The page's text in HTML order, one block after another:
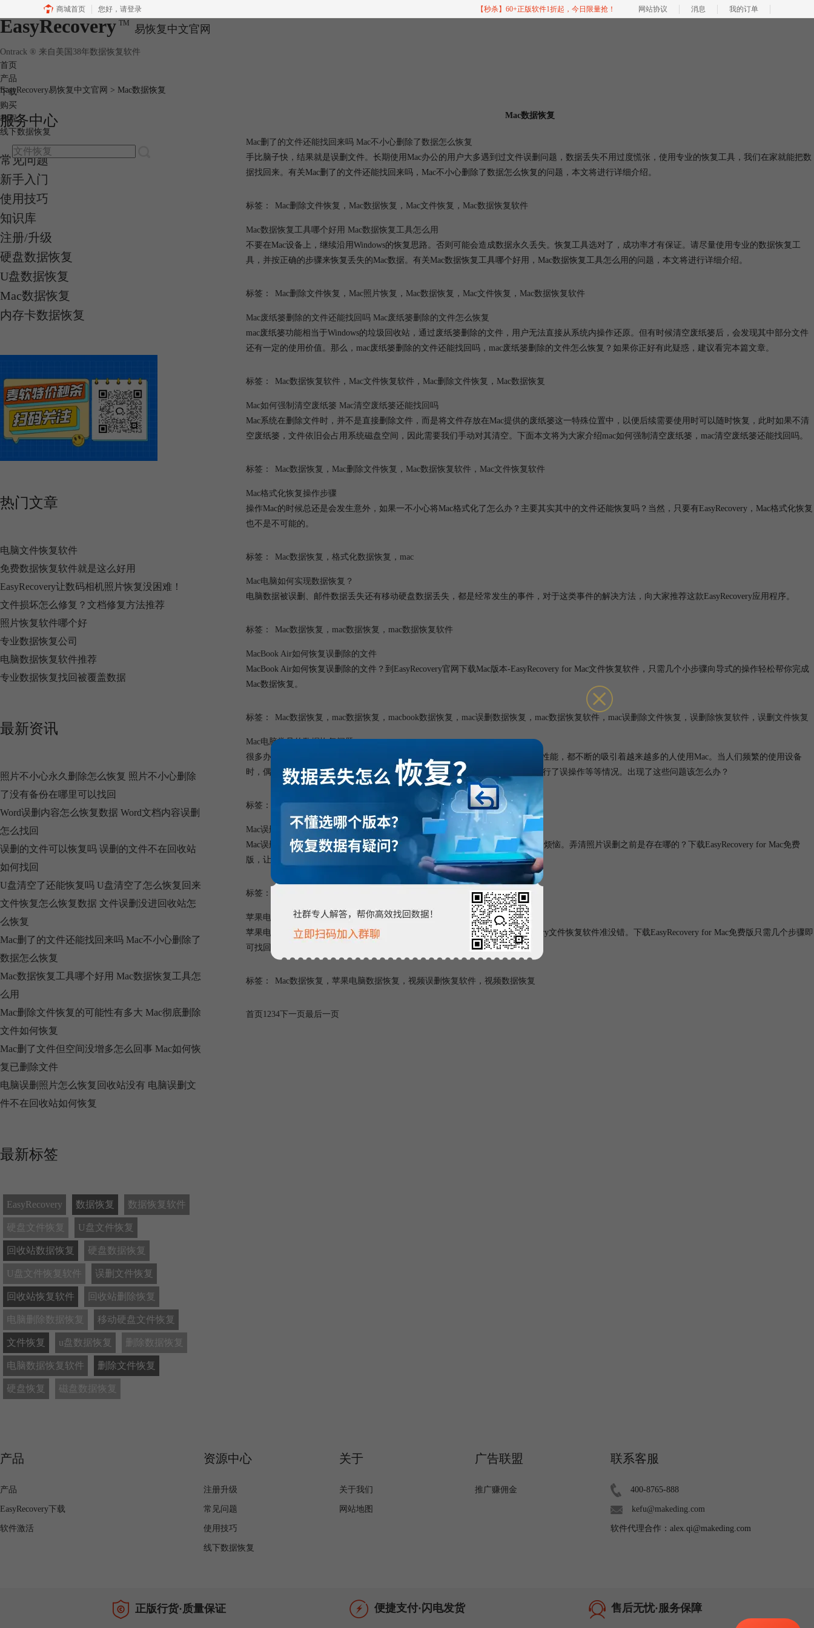
商城首页 您好， 请登录 【秒杀】60+正版软件1折起，今日限量抢！ 网站协议 消息 我的订单
EasyRecovery TM 易恢复中文官网
Ontrack ® 来自美国38年数据恢复软件
首页
产品
下载
购买
教程
线下数据恢复
EasyRecovery易恢复中文官网 > Mac数据恢复
服务中心
常见问题
新手入门
使用技巧
知识库
注册/升级
硬盘数据恢复
U盘数据恢复
Mac数据恢复
内存卡数据恢复
热门文章
电脑文件恢复软件
免费数据恢复软件就是这么好用
EasyRecovery让数码相机照片恢复没困难！
文件损坏怎么修复？文档修复方法推荐
照片恢复软件哪个好
专业数据恢复公司
电脑数据恢复软件推荐
专业数据恢复找回被覆盖数据
最新资讯
照片不小心永久删除怎么恢复 照片不小心删除
了没有备份在哪里可以找回
Word误删内容怎么恢复数据 Word文档内容误删
怎么找回
误删的文件可以恢复吗 误删的文件不在回收站
如何找回
U盘清空了还能恢复吗 U盘清空了怎么恢复回来
文件恢复怎么恢复数据 文件误删没进回收站怎
么恢复
Mac删了的文件还能找回来吗 Mac不小心删除了
数据怎么恢复
Mac数据恢复工具哪个好用 Mac数据恢复工具怎
么用
Mac删除文件恢复的可能性有多大 Mac彻底删除
文件如何恢复
Mac删了文件但空间没增多怎么回事 Mac如何恢
复已删除文件
电脑误删照片怎么恢复回收站没有 电脑误删文
件不在回收站如何恢复
最新标签
EasyRecovery 数据恢复 数据恢复软件
硬盘文件恢复 U盘文件恢复
回收站数据恢复 硬盘数据恢复
U盘文件恢复软件 误删文件恢复
回收站恢复软件 回收站删除恢复
电脑删除数据恢复 移动硬盘文件恢复
文件恢复 u盘数据恢复 删除数据恢复
电脑数据恢复软件 删除文件恢复
硬盘恢复 磁盘数据恢复
Mac数据恢复
Mac删了的文件还能找回来吗 Mac不小心删除了数据怎么恢复
手比脑子快，结果就是误删文件。长期使用Mac办公的用户大多遇到过文件误删问题，数据丢失不用过度慌张，使用专业的恢复工具，我们在家就能把数
据找回来。有关Mac删了的文件还能找回来吗，Mac不小心删除了数据怎么恢复的问题，本文将进行详细介绍。
标签： Mac删除文件恢复 ， Mac数据恢复 ， Mac文件恢复 ， Mac数据恢复软件
Mac数据恢复工具哪个好用 Mac数据恢复工具怎么用
不要在Mac设备上，继续沿用Windows的恢复思路。否则可能会造成数据永久丢失。恢复工具选对了，成功率才有保证。请尽量使用专业的数据恢复工
具，并按正确的步骤来恢复丢失的Mac数据。有关Mac数据恢复工具哪个好用， Mac数据恢复工具怎么用的问题，本文将进行详细介绍。
标签： Mac删除文件恢复 ， Mac照片恢复 ， Mac数据恢复 ， Mac文件恢复 ， Mac数据恢复软件
Mac废纸篓删除的文件还能找回吗 Mac废纸篓删除的文件怎么恢复
mac废纸篓功能相当于Windows的垃圾回收站，通过废纸篓删除的文件，用户无法直接从系统内操作还原。但有时候清空废纸篓后，会发现其中部分文件
还有一定的使用价值。那么，mac废纸篓删除的文件还能找回吗，mac废纸篓删除的文件怎么恢复？如果你正好有此疑惑，建议看完本篇文章。
标签： Mac数据恢复软件 ， Mac文件恢复软件 ， Mac删除文件恢复 ， Mac数据恢复
Mac如何强制清空废纸篓 Mac清空废纸篓还能找回吗
Mac系统在删除文件时，并不是直接删除文件，而是将文件存放在Mac提供的废纸篓这一特殊位置中，以便后续需要使用时可以随时恢复，此时如果不清
空废纸篓，文件依旧会占用系统磁盘空间，因此需要我们手动对其清空。下面本文将为大家介绍mac如何强制清空废纸篓，mac清空废纸篓还能找回吗。
标签： Mac数据恢复 ， Mac删除文件恢复 ， Mac数据恢复软件 ， Mac文件恢复软件
Mac格式化恢复操作步骤
操作Mac的时候总还是会发生意外，如果一不小心将Mac格式化了怎么办？主要其实其中的文件还能恢复吗？当然，只要有EasyRecovery，Mac格式化恢复
也不是不可能的。
标签： Mac数据恢复 ， 格式化数据恢复 ， mac
Mac电脑如何实现数据恢复？
电脑数据被误删、邮件数据丢失还有移动硬盘数据丢失，都是经常发生的事件，对于这类事件的解决方法，向大家推荐这款EasyRecovery应用程序。
标签： Mac数据恢复 ， mac数据恢复 ， mac数据恢复软件
MacBook Air如何恢复误删除的文件
MacBook Air如何恢复误删除的文件？到EasyRecovery官网下载Mac版本-EasyRecovery for Mac文件恢复软件，只需几个小步骤向导式的操作轻松帮你完成
Mac数据恢复 。
标签： Mac数据恢复 ， mac数据恢复 ， macbook数据恢复 ， mac误删数据恢复 ， mac数据恢复软件 ， mac误删除文件恢复 ， 误删除恢复软件 ， 误删文件恢复
Mac电脑常见的数据恢复问题
很多办公人士都愿意使用Mac，不论是Macbook Pro的便携性还是Mac主机的强大性能，都不断的吸引着越来越多的人使用Mac。当人们频繁的使用设备
时，偶尔会出现些失误，比如不慎将文件删除，将硬盘格进行了式化，对分区进行了误操作等等情况。出现了这些问题该怎么办？
标签： Mac数据恢复 mac电脑数据恢复 数据恢复
Mac误删照片怎么恢复
Mac误删照片怎么恢复？拥有EasyRecovery数据恢复软件让你告别
Mac数据恢复
的烦恼。弄清照片误删之前是存在哪的？下载EasyRecovery for Mac免费
版，让你很快恢复Mac误删的照片。
标签： mac数据恢复
苹果电脑视频误删还能找回吗
苹果电脑视频恢复的方法你知道吗？只要涉及到文件恢复的问题，找EasyRecovery文件恢复软件准没错。下载EasyRecovery for Mac免费版只需几个步骤即
可找回苹果电脑误删的视频。
标签： Mac数据恢复 ， 苹果电脑数据恢复 ， 视频误删恢复软件 ， 视频数据恢复
首页 1234下一页 最后一页
产品
产品
EasyRecovery下载
软件激活
资源中心
注册升级
常见问题
使用技巧
线下数据恢复
关于
关于我们
网站地图
广告联盟
推广赚佣金
联系客服
400-8765-888
kefu@makeding.com
软件代理合作：alex.qi@makeding.com
正版行货·质量保证 便捷支付·闪电发货 售后无忧·服务保障